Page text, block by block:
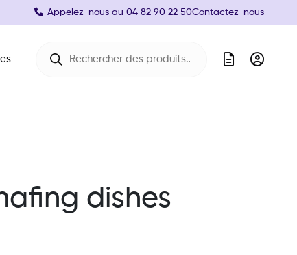
Appelez-nous au 04 82 90 22 50Contactez-nous
dishes